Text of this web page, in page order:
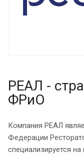
РЕАЛ -
ФРиО
Компания РЕАЛ
Федерации
специализируется